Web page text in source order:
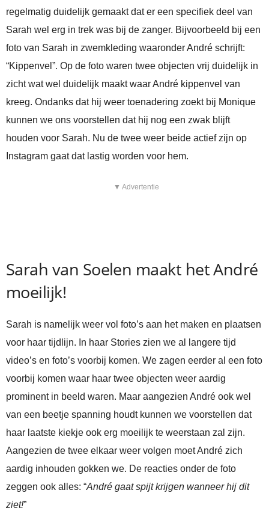
regelmatig duidelijk gemaakt dat er een specifiek deel van
Sarah wel erg in trek was bij de zanger. Bijvoorbeeld bij een
foto van Sarah in zwemkleding waaronder André schrijft:
“Kippenvel”. Op de foto waren twee objecten vrij duidelijk in
zicht wat wel duidelijk maakt waar André kippenvel van
kreeg. Ondanks dat hij weer toenadering zoekt bij Monique
kunnen we ons voorstellen dat hij nog een zwak blijft
houden voor Sarah. Nu de twee weer beide actief zijn op
Instagram gaat dat lastig worden voor hem.
▼ Advertentie
Sarah van Soelen maakt het André
moeilijk!
Sarah is namelijk weer vol foto’s aan het maken en plaatsen
voor haar tijdlijn. In haar Stories zien we al langere tijd
video’s en foto’s voorbij komen. We zagen eerder al een foto
voorbij komen waar haar twee objecten weer aardig
prominent in beeld waren. Maar aangezien André ook wel
van een beetje spanning houdt kunnen we voorstellen dat
haar laatste kiekje ook erg moeilijk te weerstaan zal zijn.
Aangezien de twee elkaar weer volgen moet André zich
aardig inhouden gokken we. De reacties onder de foto
zeggen ook alles: “André gaat spijt krijgen wanneer hij dit
ziet!”